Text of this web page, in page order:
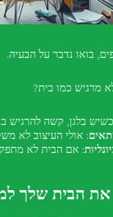
בואו נדבר על הבעיה.
מרגיש כמו בית?
בלגן, קשה להרגיש
: אולי העיצוב לא
: אם הבית לא
את הבית שלך